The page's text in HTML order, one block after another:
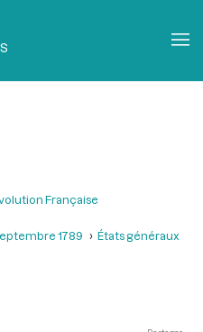
Française
1789
États généraux